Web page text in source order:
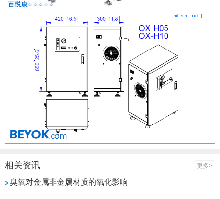
相关资讯 更多>
臭氧对金属非金属材质的氧化影响